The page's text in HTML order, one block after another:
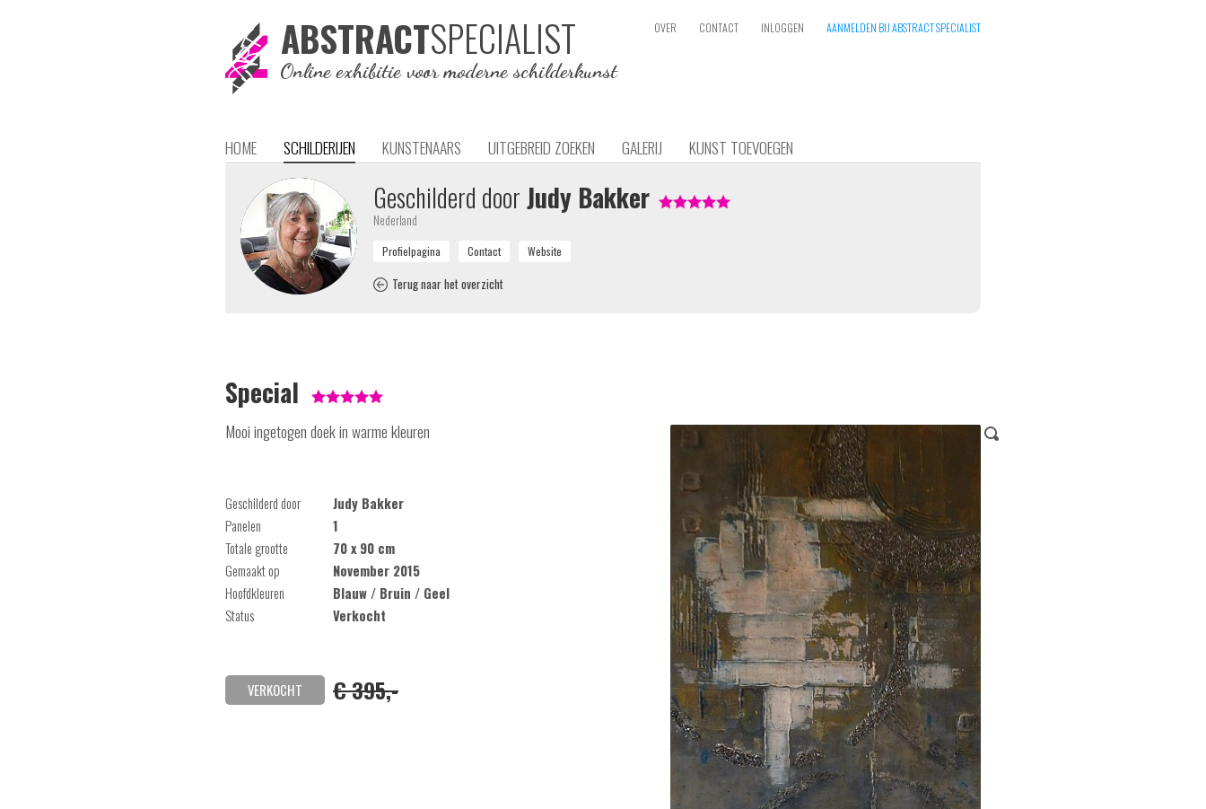
ABSTRACTSPECIALIST
Online exhibitie voor moderne schilderkunst
OVER CONTACT INLOGGEN AANMELDEN BIJ ABSTRACT SPECIALIST
HOME SCHILDERIJEN KUNSTENAARS UITGEBREID ZOEKEN GALERIJ KUNST TOEVOEGEN
Geschilderd doorJudy Bakker
Nederland
Terug naar het overzicht
Special
Mooi ingetogen doek in warme kleuren
Geschilderd door
Judy Bakker
Panelen
1
Totale grootte
70 x 90 cm
Gemaakt op
November 2015
Hoofdkleuren
Blauw / Bruin / Geel
Status
Verkocht
VERKOCHT € 395,-